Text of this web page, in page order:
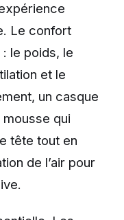
Le confort
le poids, le
et le
un casque
qui
tête tout en
de l’air pour